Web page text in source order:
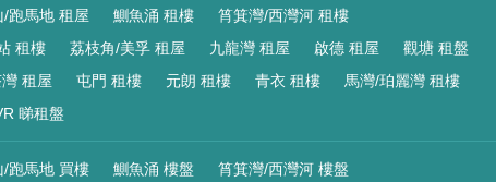
/跑馬地 租屋 鰂魚涌 租樓
筲箕灣/西灣河 租樓
租樓 荔枝角/美孚 租屋 九龍灣 租屋 啟德 租屋
觀塘 租盤
租屋 屯門 租樓 元朗 租樓 青衣 租樓
馬灣/珀麗灣 租樓
睇租盤
/跑馬地 買樓 鰂魚涌 樓盤 筲箕灣/西灣河 樓盤